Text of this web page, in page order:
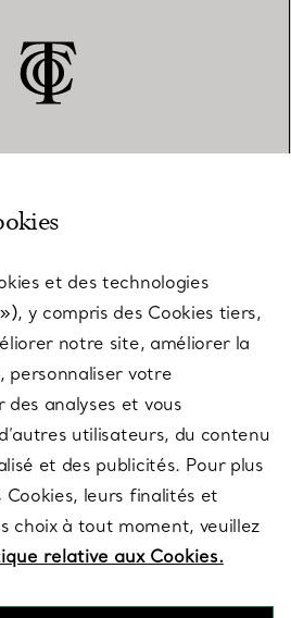
et des technologies
y compris des Cookies tiers,
notre site, améliorer la
personnaliser votre
analyses et vous
utilisateurs, du contenu
et des publicités. Pour plus
Cookies, leurs finalités et
choix à tout moment, veuillez
relative aux Cookies.